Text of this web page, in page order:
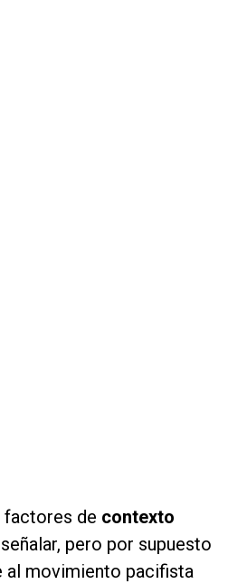
factores de contexto
pero por supuesto
al movimiento pacifista